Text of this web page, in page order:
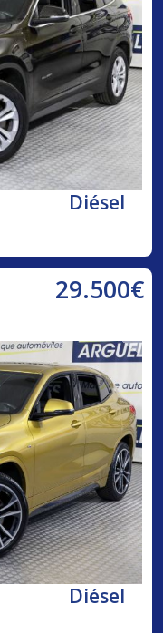
Diésel
29.500€
Diésel